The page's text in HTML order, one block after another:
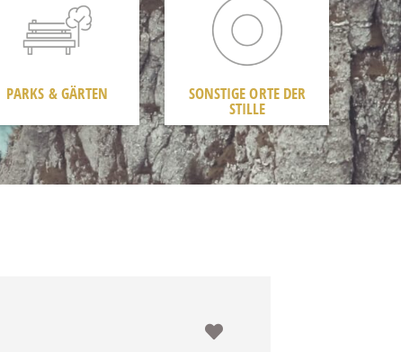
PARKS & GÄRTEN SONSTIGE ORTE DER
STILLE